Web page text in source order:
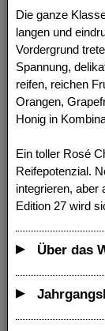
Die ganze
langen und
Vordergrund
Spannung,
reifen, reichen
Orangen,
Honig in
Ein toller Rosé
Reifepotenzial.
integrieren, aber
Edition 27 wird
Über das